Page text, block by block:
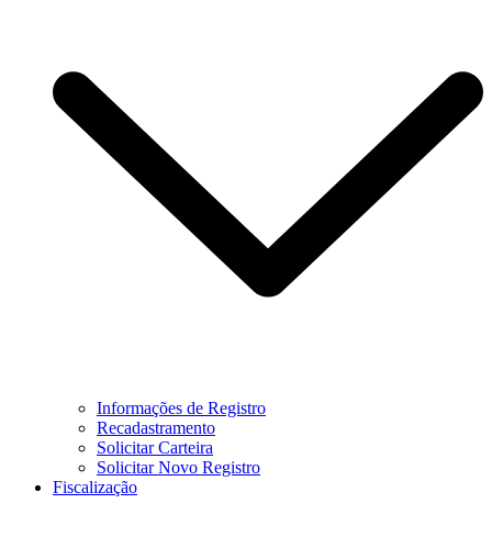
Informações de Registro
Recadastramento
Solicitar Carteira
Solicitar Novo Registro
Fiscalização